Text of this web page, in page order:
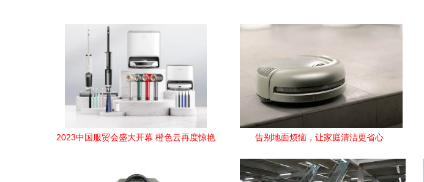
2023中国服贸会盛大开幕 橙色云再度惊艳
告别地面烦恼，让家庭清洁更省心